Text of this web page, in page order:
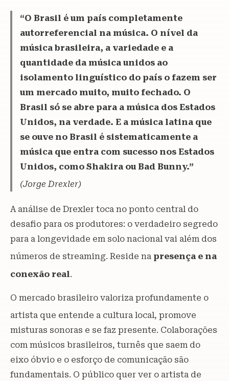
“O Brasil é um país completamente
autorreferencial na música. O nível da
música brasileira, a variedade e a
quantidade da música unidos ao
isolamento linguístico do país o fazem ser
um mercado muito, muito fechado. O
Brasil só se abre para a música dos Estados
Unidos, na verdade. E a música latina que
se ouve no Brasil é sistematicamente a
música que entra com sucesso nos Estados
Unidos, como Shakira ou Bad Bunny.”
(Jorge Drexler)
A análise de Drexler toca no ponto central do
desafio para os produtores: o verdadeiro segredo
para a longevidade em solo nacional vai além dos
números de streaming. Reside na presença e na
conexão real.
O mercado brasileiro valoriza profundamente o
artista que entende a cultura local, promove
misturas sonoras e se faz presente. Colaborações
com músicos brasileiros, turnês que saem do
eixo óbvio e o esforço de comunicação são
fundamentais. O público quer ver o artista de